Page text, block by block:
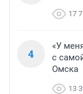
17
4
«У
с
Омска
13